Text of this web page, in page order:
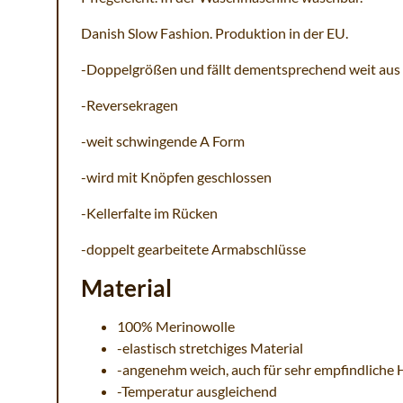
Danish Slow Fashion. Produktion in der EU.
-Doppelgrößen und fällt dementsprechend weit aus
-Reversekragen
-weit schwingende A Form
-wird mit Knöpfen geschlossen
-Kellerfalte im Rücken
-doppelt gearbeitete Armabschlüsse
Material
100% Merinowolle
-elastisch stretchiges Material
-angenehm weich, auch für sehr empfindliche
-Temperatur ausgleichend